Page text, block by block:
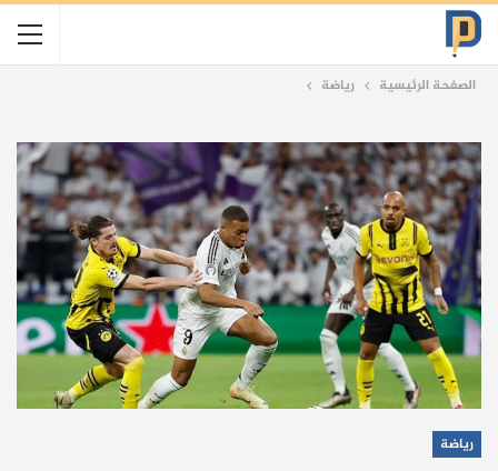
الصفحة الرئيسية رياضة
رياضة